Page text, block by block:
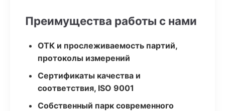
Преимущества работы с нами
ОТК и прослеживаемость партий,
протоколы измерений
Сертификаты качества и
соответствия, ISO 9001
Собственный парк современного